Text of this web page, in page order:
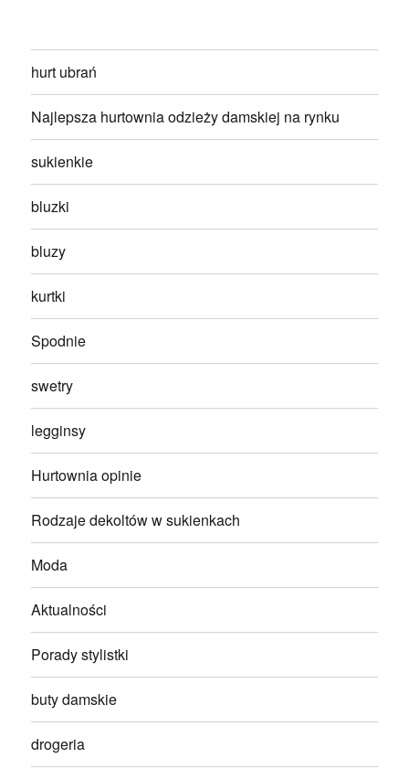
hurt ubrań
Najlepsza hurtownia odzieży damskiej na rynku
sukienkie
bluzki
bluzy
kurtki
Spodnie
swetry
legginsy
Hurtownia opinie
Rodzaje dekoltów w sukienkach
Moda
Aktualności
Porady stylistki
buty damskie
drogeria